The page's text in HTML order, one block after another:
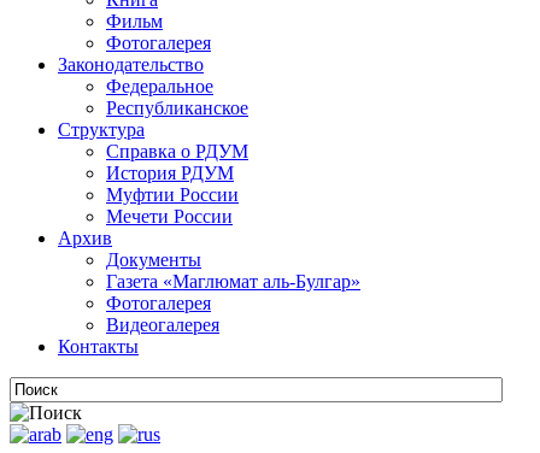
Фильм
Фотогалерея
Законодательство
Федеральное
Республиканское
Структура
Справка о РДУМ
История РДУМ
Муфтии России
Мечети России
Архив
Документы
Газета «Маглюмат аль-Булгар»
Фотогалерея
Видеогалерея
Контакты